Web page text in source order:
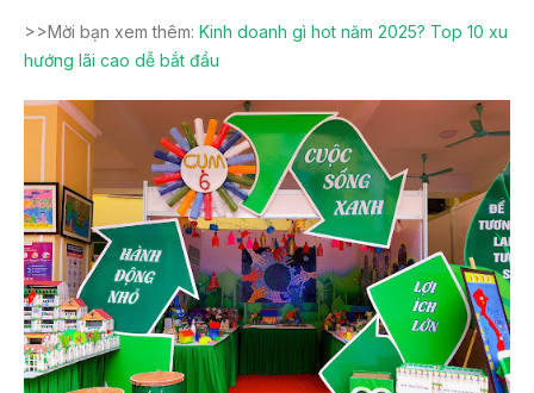
>>Mời bạn xem thêm: Kinh doanh gì hot năm 2025? Top 10 xu
hướng lãi cao dễ bắt đầu